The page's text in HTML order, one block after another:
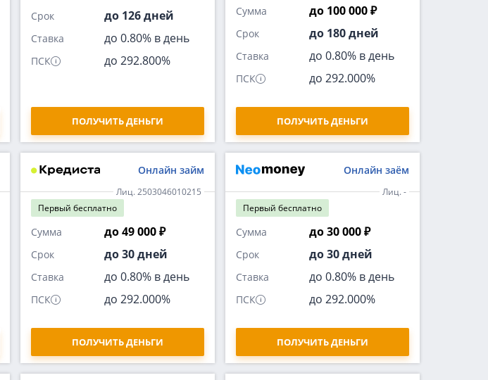
Срок до 126 дней
Ставка до 0.80% в день
ПСК до 292.800%
ПОЛУЧИТЬ ДЕНЬГИ
Сумма до 100 000 ₽
Срок до 180 дней
Ставка до 0.80% в день
ПСК до 292.000%
ПОЛУЧИТЬ ДЕНЬГИ
Онлайн займ
Лиц. 2503046010215
Первый бесплатно
Сумма до 49 000 ₽
Срок до 30 дней
Ставка до 0.80% в день
ПСК до 292.000%
ПОЛУЧИТЬ ДЕНЬГИ
Онлайн заём
Лиц. -
Первый бесплатно
Сумма до 30 000 ₽
Срок до 30 дней
Ставка до 0.80% в день
ПСК до 292.000%
ПОЛУЧИТЬ ДЕНЬГИ